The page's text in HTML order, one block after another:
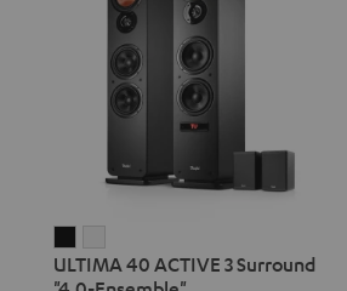
40 40
ULTIMA 40 ACTIVE 3 Surround